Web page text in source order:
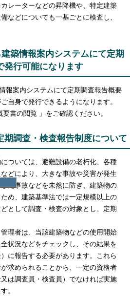
レーターなどの昇降機や、特定建築
などについても一基ごとに検査し、
築情報案内システムにて定期
発行可能になります
報案内システムにて定期調査報告概要
自身で発行できるようになります。
書の閲覧 」をご確認ください。
期調査・検査報告制度について
ついては、避難設備の老朽化、各種
どにより、大きな事故や災害が発生
た事故などを未然に防ぎ、建築物の
め、建築基準法では一定規模以上の
として調査・検査の対象とし、定期
理者は、当該建築物などの使用開始
状況などをチェックし、その結果を
に報告する必要があります。これら
求められることから、一定の資格者
又は調査員・検査員）でなければ実施
。